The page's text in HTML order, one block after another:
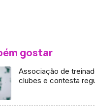
gostar
Associação de
clubes e contesta